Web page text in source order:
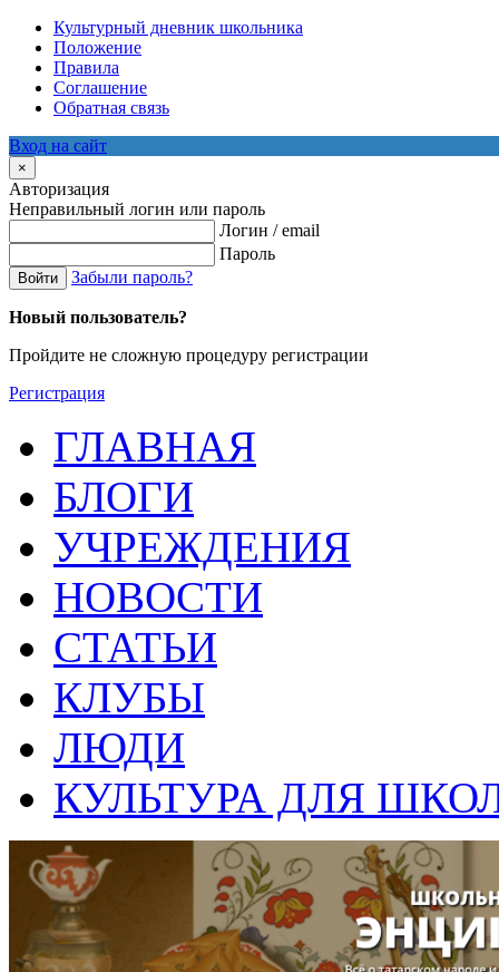
Культурный дневник школьника
Положение
Правила
Соглашение
Обратная связь
Вход на сайт
×
Авторизация
Неправильный логин или пароль
Логин / email
Пароль
Войти Забыли пароль?
Новый пользователь?
Пройдите не сложную процедуру регистрации
Регистрация
ГЛАВНАЯ
БЛОГИ
УЧРЕЖДЕНИЯ
НОВОСТИ
СТАТЬИ
КЛУБЫ
ЛЮДИ
КУЛЬТУРА ДЛЯ